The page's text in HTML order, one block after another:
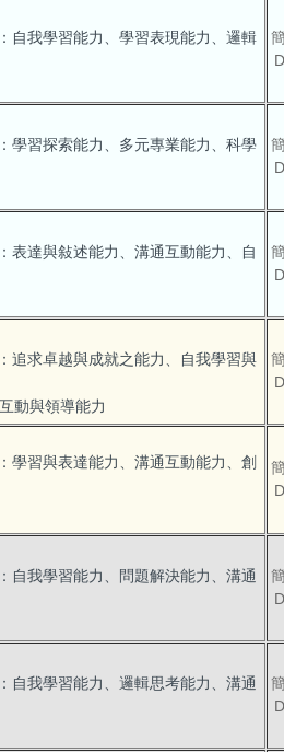
自我學習能力、學習表現能力、邏輯
學習探索能力、多元專業能力、科學
表達與敍述能力、溝通互動能力、自
追求卓越與成就之能力、自我學習與
動與領導能力
學習與表達能力、溝通互動能力、創
自我學習能力、問題解決能力、溝通
自我學習能力、邏輯思考能力、溝通